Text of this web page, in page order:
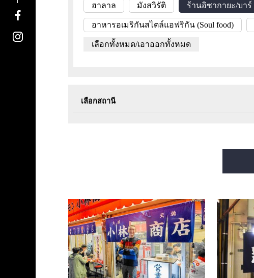
ฮาลาล มังสวิรัติ ร้านอิซากายะ/บาร์
อาหารอเมริกันสไตล์แอฟริกัน (Soul food)
เลือกทั้งหมด/เอาออกทั้งหมด
เลือกสถานี
สายนากาโฮริ สึรุมิเรียคุจิ